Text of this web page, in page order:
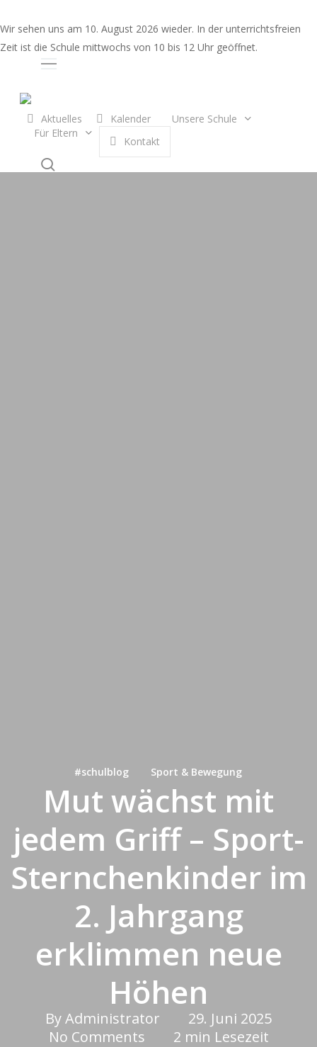
to
main
Wir sehen uns am 10. August 2026 wieder. In der unterrichtsfreien
Zeit ist die Schule mittwochs von 10 bis 12 Uhr geöffnet.
Auswahl
Aktuelles Kalender
Unsere Schule
Für Eltern
Kontakt
#schulblog Sport & Bewegung
Mut wächst mit
jedem Griff – Sport-
Sternchenkinder im
2. Jahrgang
erklimmen neue
Höhen
ByAdministrator
29. Juni 2025
No Comments
2 min Lesezeit